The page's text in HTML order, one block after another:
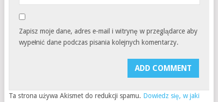
Zapisz moje dane, adres e-mail i witrynę w przeglądarce aby
wypełnić dane podczas pisania kolejnych komentarzy.
Ta strona używa Akismet do redukcji spamu. Dowiedz się, w jaki